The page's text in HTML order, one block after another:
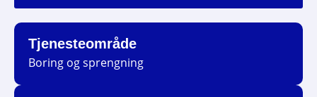
Tjenesteområde
Boring og sprengning